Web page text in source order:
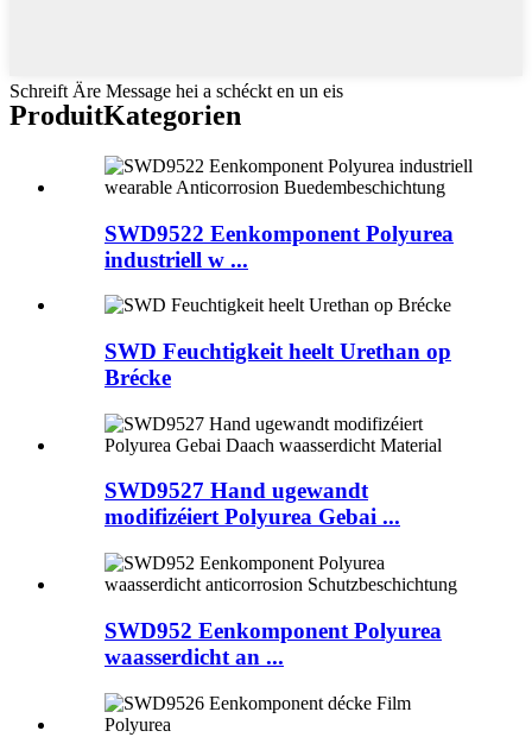
Schreift Äre Message hei a schéckt en un eis
ProduitKategorien
SWD9522 Eenkomponent Polyurea
industriell w ...
SWD Feuchtigkeit heelt Urethan op
Brécke
SWD9527 Hand ugewandt
modifizéiert Polyurea Gebai ...
SWD952 Eenkomponent Polyurea
waasserdicht an ...